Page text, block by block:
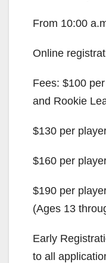
From 10:00
Online
Fees: $100
and Rookie
$130 per
$160 per
$190 per
(Ages 13
Early
to all